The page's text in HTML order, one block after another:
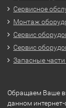
Сервисное
Монтаж
Сервис
Сервис
Запасные
Обращаем Ваше
данном